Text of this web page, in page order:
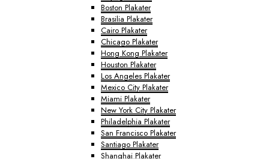
Boston Plakater
Brasilia Plakater
Cairo Plakater
Chicago Plakater
Hong Kong Plakater
Houston Plakater
Los Angeles Plakater
Mexico City Plakater
Miami Plakater
New York City Plakater
Philadelphia Plakater
San Francisco Plakater
Santiago Plakater
Shanghai Plakater